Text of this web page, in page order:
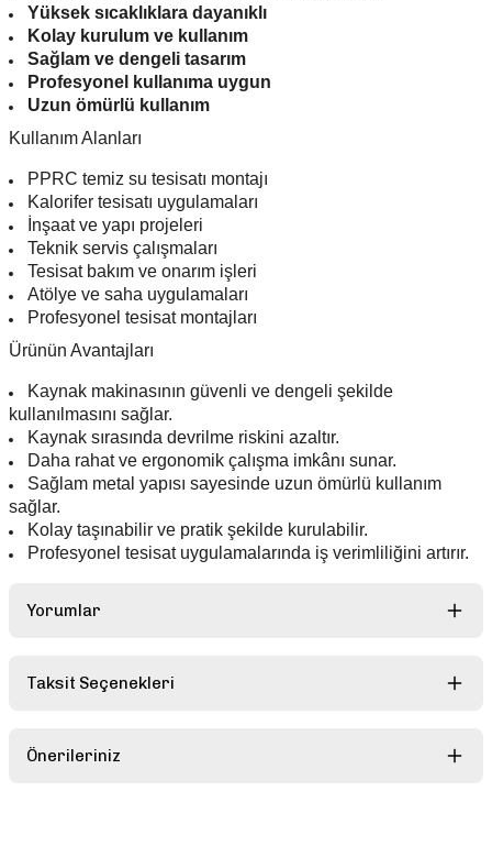
Yüksek sıcaklıklara dayanıklı
Kolay kurulum ve kullanım
Sağlam ve dengeli tasarım
Profesyonel kullanıma uygun
Uzun ömürlü kullanım
Kullanım Alanları
PPRC temiz su tesisatı montajı
Kalorifer tesisatı uygulamaları
İnşaat ve yapı projeleri
Teknik servis çalışmaları
Tesisat bakım ve onarım işleri
Atölye ve saha uygulamaları
Profesyonel tesisat montajları
Ürünün Avantajları
Kaynak makinasının güvenli ve dengeli şekilde
kullanılmasını sağlar.
Kaynak sırasında devrilme riskini azaltır.
Daha rahat ve ergonomik çalışma imkânı sunar.
Sağlam metal yapısı sayesinde uzun ömürlü kullanım
sağlar.
Kolay taşınabilir ve pratik şekilde kurulabilir.
Profesyonel tesisat uygulamalarında iş verimliliğini artırır.
Yorumlar
Taksit Seçenekleri
Önerileriniz